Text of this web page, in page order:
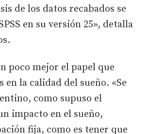
de los datos recabados se
en su versión 25», detalla
poco mejor el papel que
la calidad del sueño. «Se
como supuso el
impacto en el sueño,
fija, como es tener que